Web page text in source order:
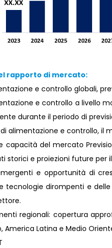
rapporto di mercato:
e controllo globali,
e controllo a livello
durante il periodo di
alimentazione e controllo, il
capacità del mercato
storici e proiezioni future per
e opportunità di
tecnologie dirompenti e
regionali: copertura
America Latina e Medio